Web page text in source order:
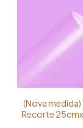
(Nova medida)
Recorte